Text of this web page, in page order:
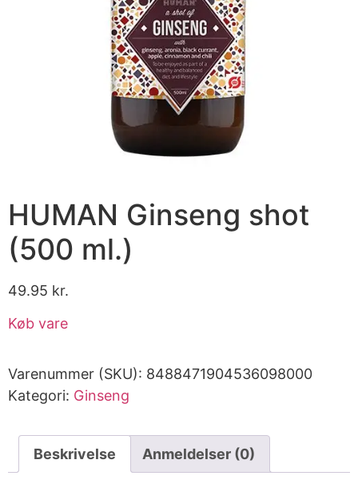
HUMAN Ginseng shot
(500 ml.)
49.95 kr.
Køb vare
Varenummer (SKU): 8488471904536098000
Kategori: Ginseng
Beskrivelse Anmeldelser (0)